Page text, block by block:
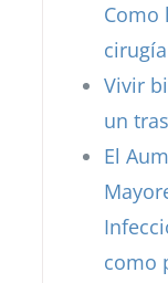
Como
cirugía
Vivir
un
El
como